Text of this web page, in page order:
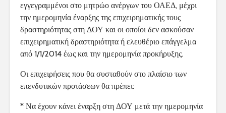
εγγεγραμμένοι στο μητρώο ανέργων του ΟΑΕΔ, μέχρι
την ημερομηνία έναρξης της επιχειρηματικής τους
δραστηριότητας στη ΔΟΥ και οι οποίοι δεν ασκούσαν
επιχειρηματική δραστηριότητα ή ελευθέριο επάγγελμα
από 1/1/2014 έως και την ημερομηνία προκήρυξης.
Οι επιχειρήσεις που θα συσταθούν στο πλαίσιο των
επενδυτικών προτάσεων θα πρέπει:
* Να έχουν κάνει έναρξη στη ΔΟΥ μετά την ημερομηνία